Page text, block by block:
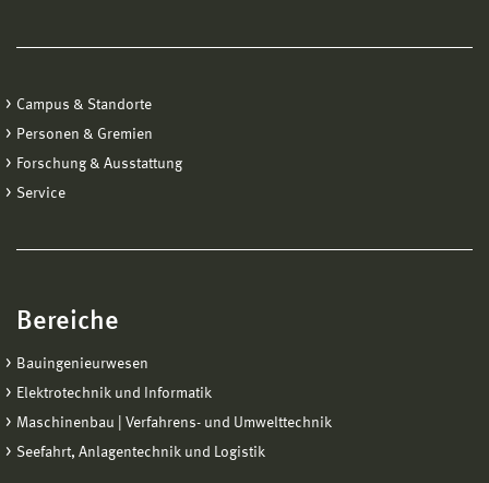
Campus & Standorte
Personen & Gremien
Forschung & Ausstattung
Service
Bereiche
Bauingenieurwesen
Elektrotechnik und Informatik
Maschinenbau | Verfahrens- und Umwelttechnik
Seefahrt, Anlagentechnik und Logistik